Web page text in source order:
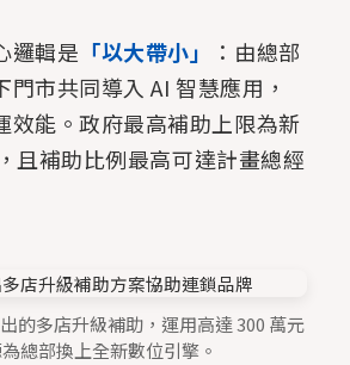
邏輯是 「以大帶小」
：由總部
市共同導入 AI 智慧應用，
效能。政府最高補助上限為新
且補助比例最高可達計畫總經
的多店升級補助，運用高達 300 萬元
總部換上全新數位引擎。